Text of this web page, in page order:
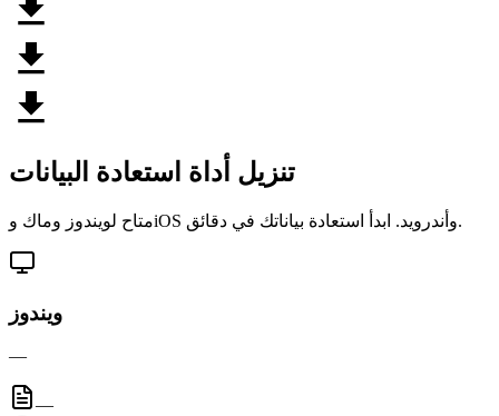
تنزيل أداة استعادة البيانات
متاح لويندوز وماك وiOS وأندرويد. ابدأ استعادة بياناتك في دقائق.
ويندوز
—
—